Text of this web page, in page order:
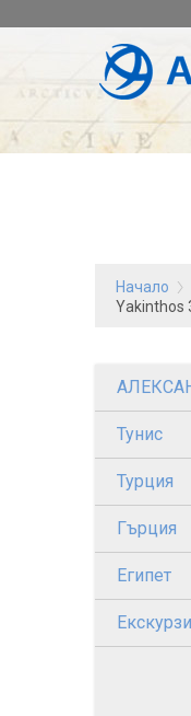
Начало
Yakinthos
Тунис
Турция
Гърция
Египет